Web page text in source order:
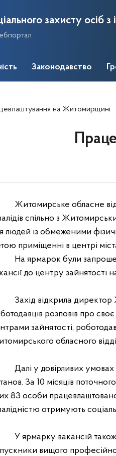
захисту осіб з
Законодавство
на Житомирщині
Житомирське обласне
спільно з
людей із обмеженими
приміщенні в центрі
На ярмарок були
до центру зайнятості
Захід відкрила директор
розповів про
зайнятості,
обласного
Далі у довірливих умовах
За 10 місяців
83 особи
отримують
У ярмарку вакансій також
вищого